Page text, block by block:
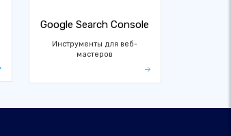
Google Search Console
Инструменты для веб-
мастеров